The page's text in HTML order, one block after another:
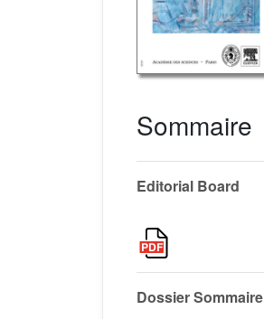
Sommaire
Editorial Board
Dossier Sommaire